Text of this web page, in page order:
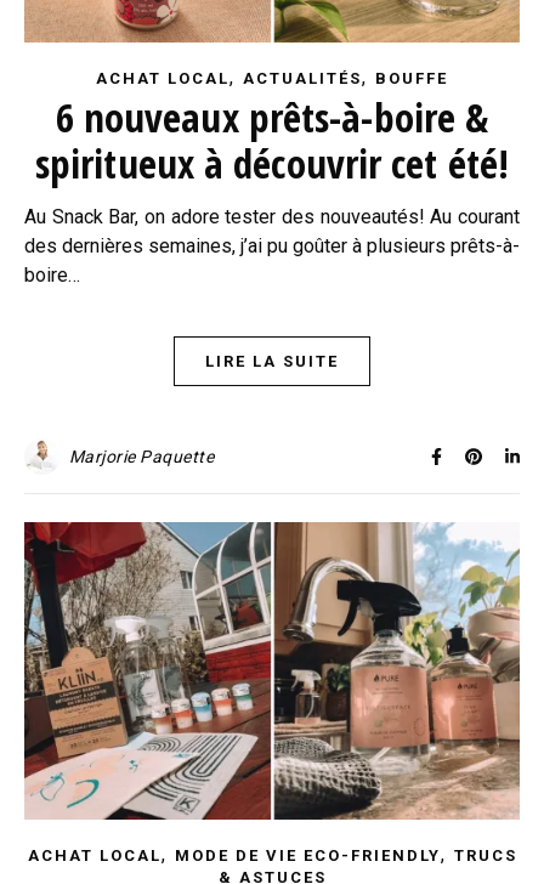
ACHAT LOCAL, ACTUALITÉS, BOUFFE
6 nouveaux prêts-à-boire &
spiritueux à découvrir cet été!
Au Snack Bar, on adore tester des nouveautés! Au courant
des dernières semaines, j’ai pu goûter à plusieurs prêts-à-
boire…
LIRE LA SUITE
Marjorie Paquette
ACHAT LOCAL, MODE DE VIE ECO-FRIENDLY, TRUCS
& ASTUCES